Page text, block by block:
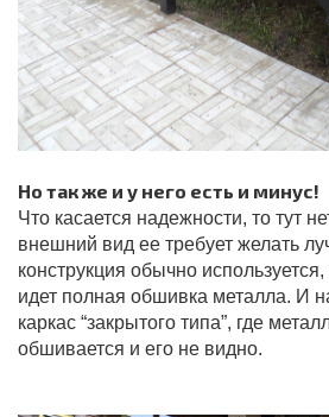
Но так же и у него есть и минус!
Что касается надежности, то тут
внешний вид ее требует желать
конструкция обычно
идет полная обшивка металла. И
каркас “закрытого типа”, где
обшивается и его не видно.